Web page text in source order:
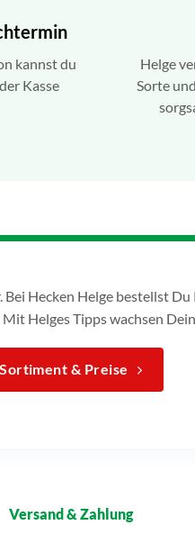
kannst du
Kasse
Helge
Sorte
Bei Hecken Helge bestellst
Helges Tipps wachsen
Sortiment & Preise
Versand & Zahlung